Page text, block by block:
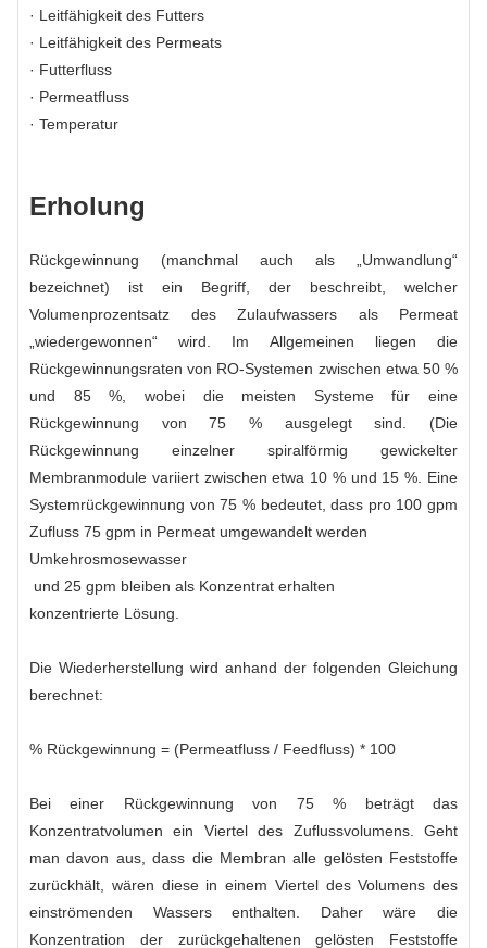
· Leitfähigkeit des Futters
· Leitfähigkeit des Permeats
· Futterfluss
· Permeatfluss
· Temperatur
Erholung
Rückgewinnung (manchmal auch als „Umwandlung“
bezeichnet) ist ein Begriff, der beschreibt, welcher
Volumenprozentsatz des Zulaufwassers als Permeat
„wiedergewonnen“ wird. Im Allgemeinen liegen die
Rückgewinnungsraten von RO-Systemen zwischen etwa 50 %
und 85 %, wobei die meisten Systeme für eine
Rückgewinnung von 75 % ausgelegt sind. (Die
Rückgewinnung einzelner spiralförmig gewickelter
Membranmodule variiert zwischen etwa 10 % und 15 %. Eine
Systemrückgewinnung von 75 % bedeutet, dass pro 100 gpm
Zufluss 75 gpm in Permeat umgewandelt werden
Umkehrosmosewasser
und 25 gpm bleiben als Konzentrat erhalten
konzentrierte Lösung.
Die Wiederherstellung wird anhand der folgenden Gleichung
berechnet:
% Rückgewinnung = (Permeatfluss / Feedfluss) * 100
Bei einer Rückgewinnung von 75 % beträgt das
Konzentratvolumen ein Viertel des Zuflussvolumens. Geht
man davon aus, dass die Membran alle gelösten Feststoffe
zurückhält, wären diese in einem Viertel des Volumens des
einströmenden Wassers enthalten. Daher wäre die
Konzentration der zurückgehaltenen gelösten Feststoffe